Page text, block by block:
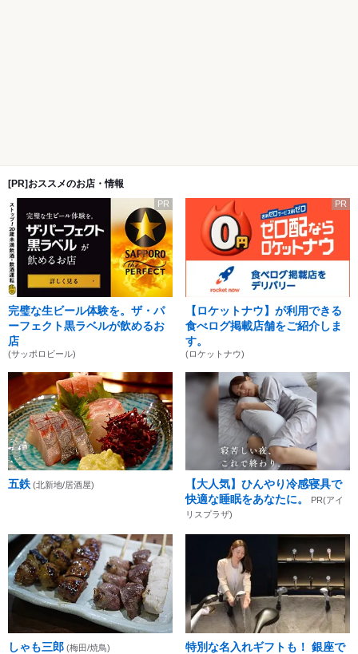
[PR]おススメのお店・情報
PR
完璧な生ビール体験を。ザ・パ
ーフェクト黒ラベルが飲めるお
店
(サッポロビール)
PR
【ロケットナウ】が利用できる
食べログ掲載店舗をご紹介しま
す。
(ロケットナウ)
五鉄 (北新地/居酒屋)
【大人気】ひんやり冷感寝具で
快適な睡眠をあなたに。
PR(アイ
リスプラザ)
しゃも三郎 (梅田/焼鳥)
特別な名入れギフトも！ 銀座で